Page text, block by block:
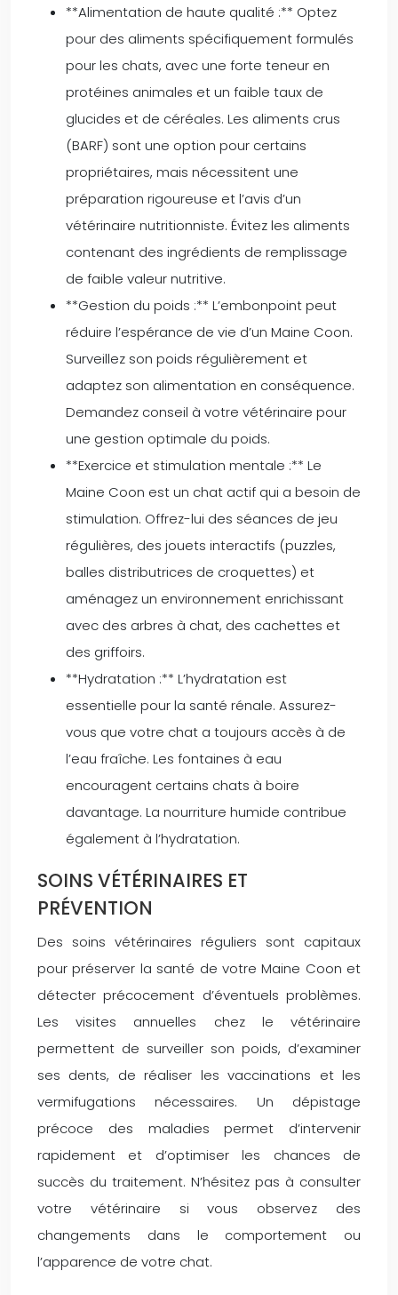
**Alimentation de haute qualité :** Optez
pour des aliments spécifiquement formulés
pour les chats, avec une forte teneur en
protéines animales et un faible taux de
glucides et de céréales. Les aliments crus
(BARF) sont une option pour certains
propriétaires, mais nécessitent une
préparation rigoureuse et l’avis d’un
vétérinaire nutritionniste. Évitez les aliments
contenant des ingrédients de remplissage
de faible valeur nutritive.
**Gestion du poids :** L’embonpoint peut
réduire l’espérance de vie d’un Maine Coon.
Surveillez son poids régulièrement et
adaptez son alimentation en conséquence.
Demandez conseil à votre vétérinaire pour
une gestion optimale du poids.
**Exercice et stimulation mentale :** Le
Maine Coon est un chat actif qui a besoin de
stimulation. Offrez-lui des séances de jeu
régulières, des jouets interactifs (puzzles,
balles distributrices de croquettes) et
aménagez un environnement enrichissant
avec des arbres à chat, des cachettes et
des griffoirs.
**Hydratation :** L’hydratation est
essentielle pour la santé rénale. Assurez-
vous que votre chat a toujours accès à de
l’eau fraîche. Les fontaines à eau
encouragent certains chats à boire
davantage. La nourriture humide contribue
également à l’hydratation.
SOINS VÉTÉRINAIRES ET
PRÉVENTION
Des soins vétérinaires réguliers sont capitaux
pour préserver la santé de votre Maine Coon et
détecter précocement d’éventuels problèmes.
Les visites annuelles chez le vétérinaire
permettent de surveiller son poids, d’examiner
ses dents, de réaliser les vaccinations et les
vermifugations nécessaires. Un dépistage
précoce des maladies permet d’intervenir
rapidement et d’optimiser les chances de
succès du traitement. N’hésitez pas à consulter
votre vétérinaire si vous observez des
changements dans le comportement ou
l’apparence de votre chat.